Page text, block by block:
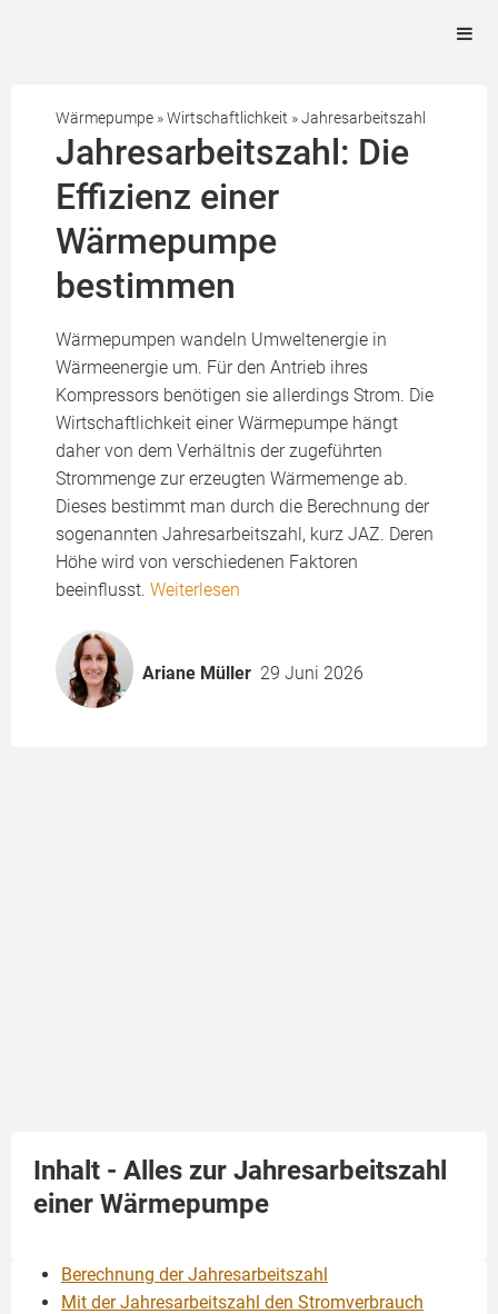
Wärmepumpe »Wirtschaftlichkeit »Jahresarbeitszahl
Jahresarbeitszahl: Die
Effizienz einer
Wärmepumpe
bestimmen
Wärmepumpen wandeln Umweltenergie in
Wärmeenergie um. Für den Antrieb ihres
Kompressors benötigen sie allerdings Strom. Die
Wirtschaftlichkeit einer Wärmepumpe hängt
daher von dem Verhältnis der zugeführten
Strommenge zur erzeugten Wärmemenge ab.
Dieses bestimmt man durch die Berechnung der
sogenannten Jahresarbeitszahl, kurz JAZ. Deren
Höhe wird von verschiedenen Faktoren
beeinflusst. Weiterlesen
Ariane Müller 29 Juni 2026
Inhalt - Alles zur Jahresarbeitszahl
einer Wärmepumpe
Berechnung der Jahresarbeitszahl
Mit der Jahresarbeitszahl den Stromverbrauch